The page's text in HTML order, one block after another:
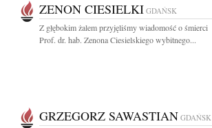
ZENON CIESIELKI GDAŃSK
Z głębokim żalem przyjęliśmy wiadomość o śmierci
Prof. dr. hab. Zenona Ciesielskiego wybitnego...
GRZEGORZ SAWASTIAN GDAŃSK